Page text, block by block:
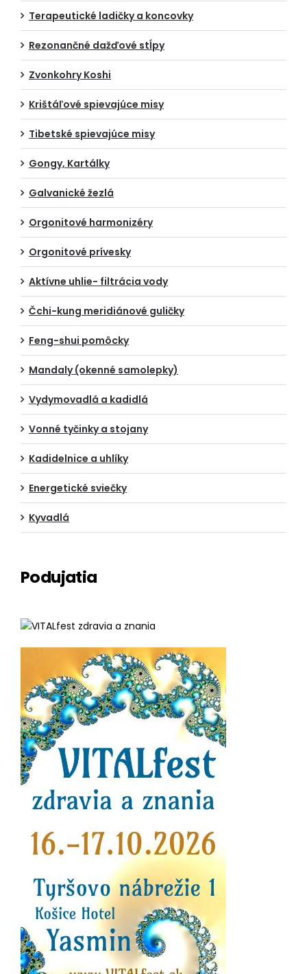
Terapeutické ladičky a koncovky
Rezonančné dažďové stĺpy
Zvonkohry Koshi
Krištáľové spievajúce misy
Tibetské spievajúce misy
Gongy, Kartálky
Galvanické žezlá
Orgonitové harmonizéry
Orgonitové prívesky
Aktívne uhlie- filtrácia vody
Čchi-kung meridiánové guličky
Feng-shui pomôcky
Mandaly (okenné samolepky)
Vydymovadlá a kadidlá
Vonné tyčinky a stojany
Kadidelnice a uhlíky
Energetické sviečky
Kyvadlá
Podujatia